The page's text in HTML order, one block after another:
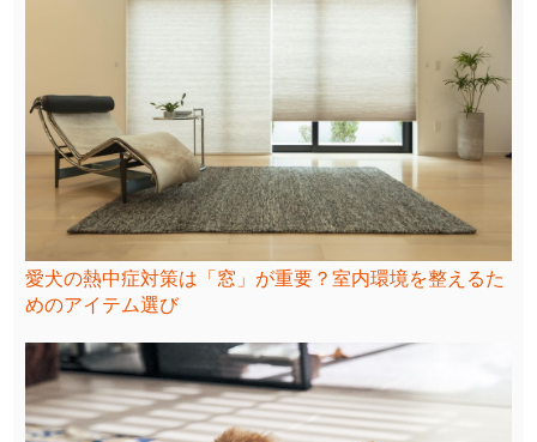
愛犬の熱中症対策は「窓」が重要？室内環境を整えるた
めのアイテム選び